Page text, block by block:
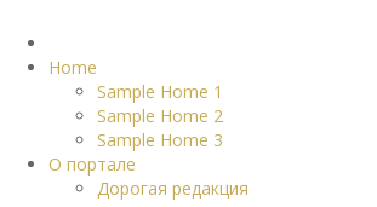
Home
Sample Home 1
Sample Home 2
Sample Home 3
О портале
Дорогая редакция